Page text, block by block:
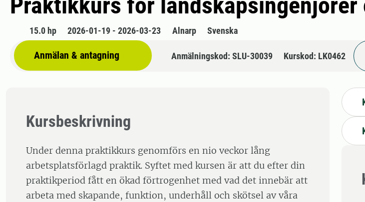
15.0 hp 2026-01-19 - 2026-03-23 Alnarp Svenska
Anmälan & antagning Anmälningskod: SLU-30039 Kurskod: LK0462
Kursbeskrivning
Under denna praktikkurs genomförs en nio veckor lång
arbetsplatsförlagd praktik. Syftet med kursen är att du efter din
praktikperiod fått en ökad förtrogenhet med vad det innebär att
arbeta med skapande, funktion, underhåll och skötsel av våra